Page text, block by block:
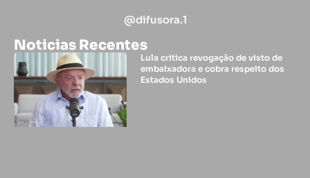
@difusora.1
Noticias Recentes
Lula critica revogação de visto de
embaixadora e cobra respeito dos
Estados Unidos